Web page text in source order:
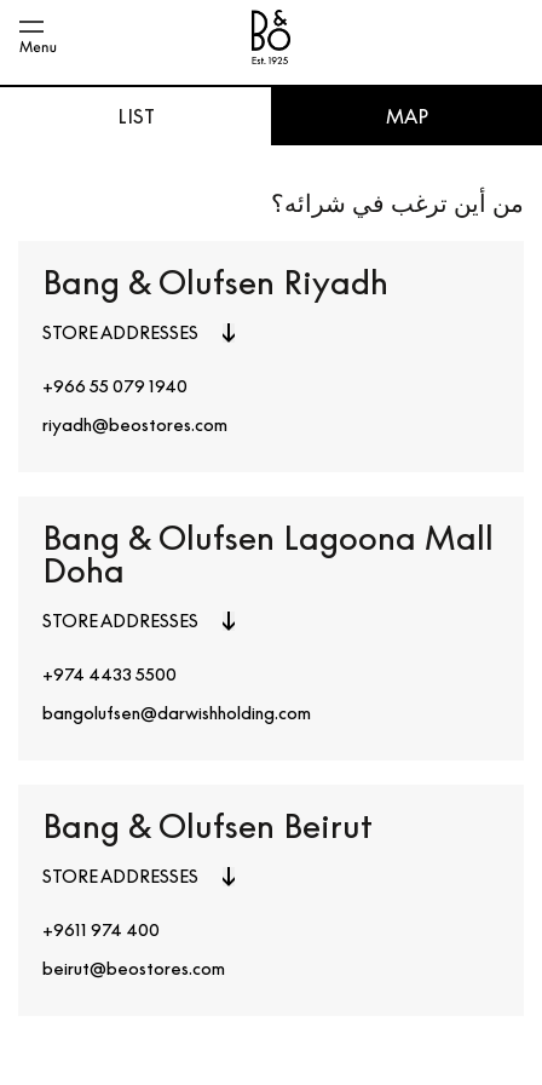
LIST MAP
من أين ترغب في شرائه؟
Bang & Olufsen Riyadh
STORE ADDRESSES
+966 55 079 1940
riyadh@beostores.com
Bang & Olufsen Lagoona Mall
Doha
STORE ADDRESSES
+974 4433 5500
bangolufsen@darwishholding.com
Bang & Olufsen Beirut
STORE ADDRESSES
+9611 974 400
beirut@beostores.com